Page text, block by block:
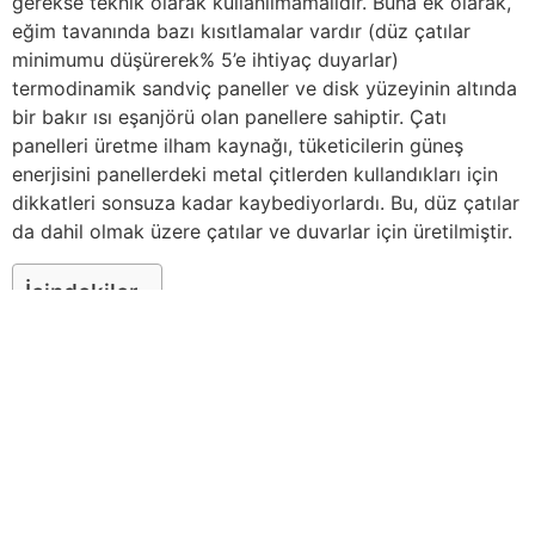
eğim tavanında bazı kısıtlamalar vardır (düz çatılar
minimumu düşürerek% 5’e ihtiyaç duyarlar)
termodinamik sandviç paneller ve disk yüzeyinin altında
bir bakır ısı eşanjörü olan panellere sahiptir. Çatı
panelleri üretme ilham kaynağı, tüketicilerin güneş
enerjisini panellerdeki metal çitlerden kullandıkları için
dikkatleri sonsuza kadar kaybediyorlardı. Bu, düz çatılar
da dahil olmak üzere çatılar ve duvarlar için üretilmiştir.
İçindekiler